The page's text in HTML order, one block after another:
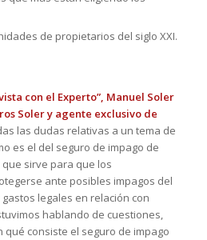
de propietarios del siglo XXI.
con el Experto”, Manuel Soler
Soler y agente exclusivo de
las dudas relativas a un tema de
es el del seguro de impago de
sirve para que los
ante posibles impagos del
legales en relación con
hablando de cuestiones,
qué consiste el seguro de impago